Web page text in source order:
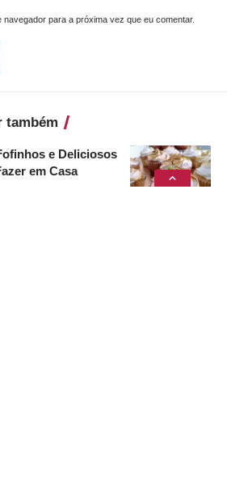
para a próxima vez que eu comentar.
também
e Deliciosos
em Casa